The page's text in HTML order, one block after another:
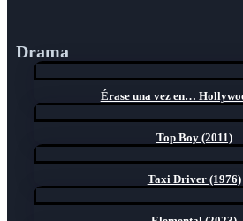
Drama
Érase una vez en…
Top Boy (2011)
Taxi Driver (1976)